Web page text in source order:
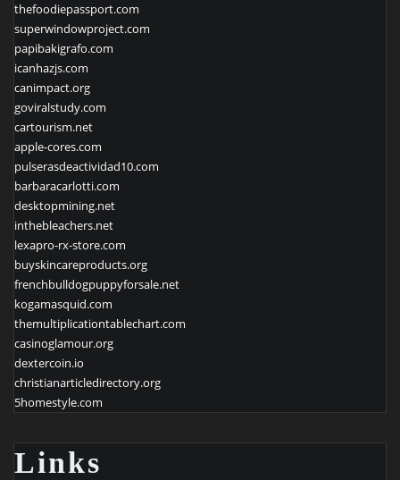
thefoodiepassport.com
superwindowproject.com
papibakigrafo.com
icanhazjs.com
canimpact.org
goviralstudy.com
cartourism.net
apple-cores.com
pulserasdeactividad10.com
barbaracarlotti.com
desktopmining.net
inthebleachers.net
lexapro-rx-store.com
buyskincareproducts.org
frenchbulldogpuppyforsale.net
kogamasquid.com
themultiplicationtablechart.com
casinoglamour.org
dextercoin.io
christianarticledirectory.org
5homestyle.com
Links